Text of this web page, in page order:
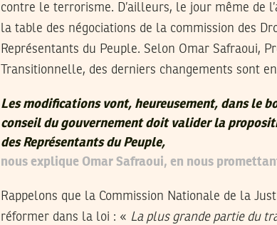
contre le terrorisme. D’ailleurs, le jour même de
la table des négociations de la commission des
Représentants du Peuple. Selon Omar Safraoui,
Transitionnelle, des derniers changements sont
Les modifications vont, heureusement, dans le
conseil du gouvernement doit valider la
des Représentants du Peuple,
nous explique Omar Safraoui, en nous
Rappelons que la Commission Nationale de la
réformer dans la loi : « La plus grande partie du